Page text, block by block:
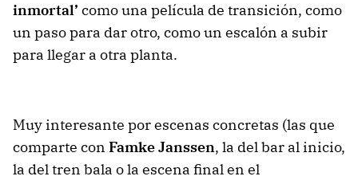
inmortal’ como una película de transición, como
un paso para dar otro, como un escalón a subir
para llegar a otra planta.
Muy interesante por escenas concretas (las que
comparte con Famke Janssen, la del bar al inicio,
la del tren bala o la escena final en el